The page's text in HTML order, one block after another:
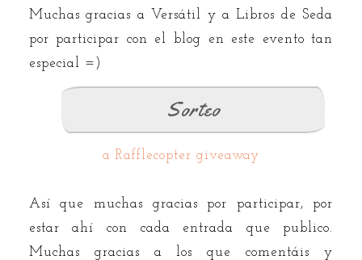
Muchas gracias a Versátil y a Libros de Seda
por participar con el blog en este evento tan
especial =)
Sorteo
a Rafflecopter giveaway
Así que muchas gracias por participar, por
estar ahí con cada entrada que publico.
Muchas gracias a los que comentáis y